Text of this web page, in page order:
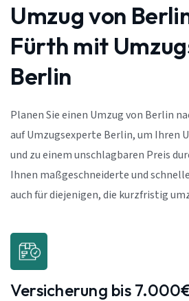
Umzug von
Fürth mit
Berlin
Planen Sie einen Umzug von Berlin
auf Umzugsexperte Berlin, um Ihren
und zu einem unschlagbaren Preis
Ihnen maßgeschneiderte und
auch für diejenigen, die kurzfristig
Versicherung bis